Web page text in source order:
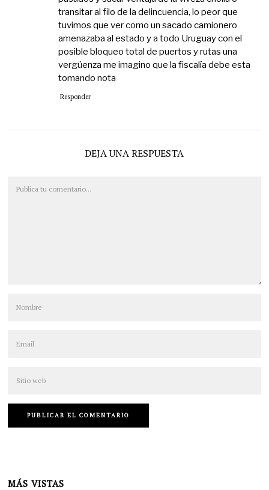
transitar al filo de la delincuencia, lo peor que
tuvimos que ver como un sacado camionero
amenazaba al estado y a todo Uruguay con el
posible bloqueo total de puertos y rutas una
vergüenza me imagino que la fiscalía debe esta
tomando nota
Responder
DEJA UNA RESPUESTA
MÁS VISTAS